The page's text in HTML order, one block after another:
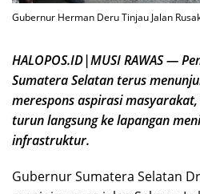
Gubernur Herman Deru Tinjau Jalan
HALOPOS.ID|MUSI RAWAS —
Sumatera Selatan terus
merespons aspirasi
turun langsung ke lapangan
infrastruktur.
Gubernur Sumatera Selatan